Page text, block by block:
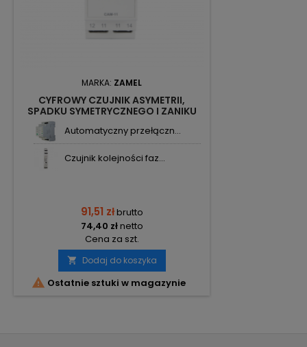
MARKA: ZAMEL
CYFROWY CZUJNIK ASYMETRII,
SPADKU SYMETRYCZNEGO I ZANIKU
FAZY CAM-11 EXTA ZAMEL
Automatyczny przełączn...
Czujnik kolejności faz...
91,51 złbrutto
74,40 złnetto
Cena za szt.
 Dodaj do koszyka
 Ostatnie sztuki w magazynie